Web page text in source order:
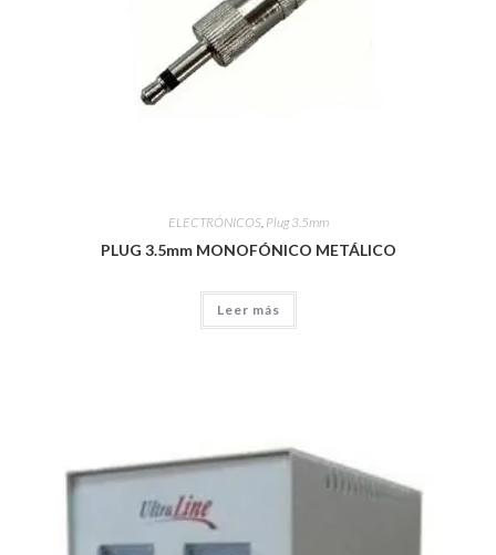
ELECTRÓNICOS, Plug 3.5mm
PLUG 3.5mm MONOFÓNICO METÁLICO
Leer más